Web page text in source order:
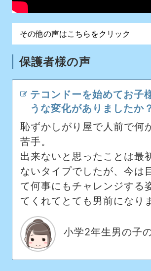
その他の声はこちらをクリック
保護者様の声
テコンドーを始めてお子
うな変化がありましたか
恥ずかしがり屋で人前で何
苦手。
出来ないと思ったことは最
ないタイプでしたが、今は
て何事にもチャレンジする
てくれてとても男前になり
小学2年生男の子